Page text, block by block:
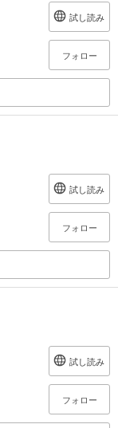
試し読み
フォロー
試し読み
フォロー
試し読み
フォロー